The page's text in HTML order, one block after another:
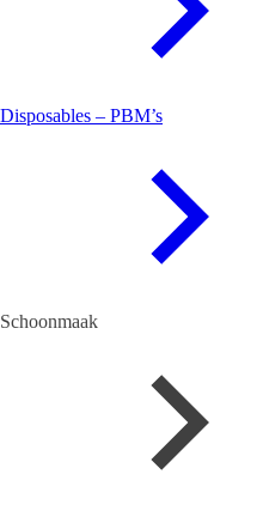
Disposables – PBM’s
Schoonmaak